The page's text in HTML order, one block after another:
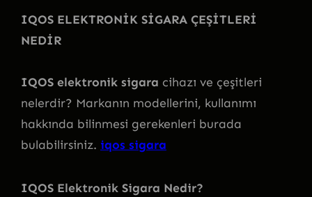
IQOS ELEKTRONİK SİGARA ÇEŞİTLERİ
NEDİR
IQOS elektronik sigara cihazı ve çeşitleri
nelerdir? Markanın modellerini, kullanımı
hakkında bilinmesi gerekenleri burada
bulabilirsiniz. iqos sigara
IQOS Elektronik Sigara Nedir?